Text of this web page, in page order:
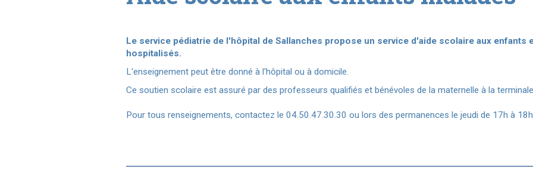
Le service pédiatrie de l'hôpital de Sallanches propose un service d'aide scolaire aux enfants
hospitalisés.
L'enseignement peut être donné à l'hôpital ou à domicile.
Ce soutien scolaire est assuré par des professeurs qualifiés et bénévoles de la maternelle à la
Pour tous renseignements, contactez le 04.50.47.30.30 ou lors des permanences le jeudi de 17h à